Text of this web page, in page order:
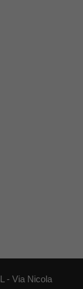
- Via Nicola